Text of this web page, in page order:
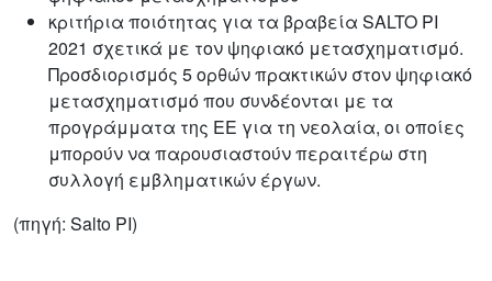
κριτήρια ποιότητας για τα βραβεία SALTO PI
2021 σχετικά με τον ψηφιακό μετασχηματισμό.
Προσδιορισμός 5 ορθών πρακτικών στον ψηφιακό
μετασχηματισμό που συνδέονται με τα
προγράμματα της ΕΕ για τη νεολαία, οι οποίες
μπορούν να παρουσιαστούν περαιτέρω στη
συλλογή εμβληματικών έργων.
(πηγή: Salto PI)